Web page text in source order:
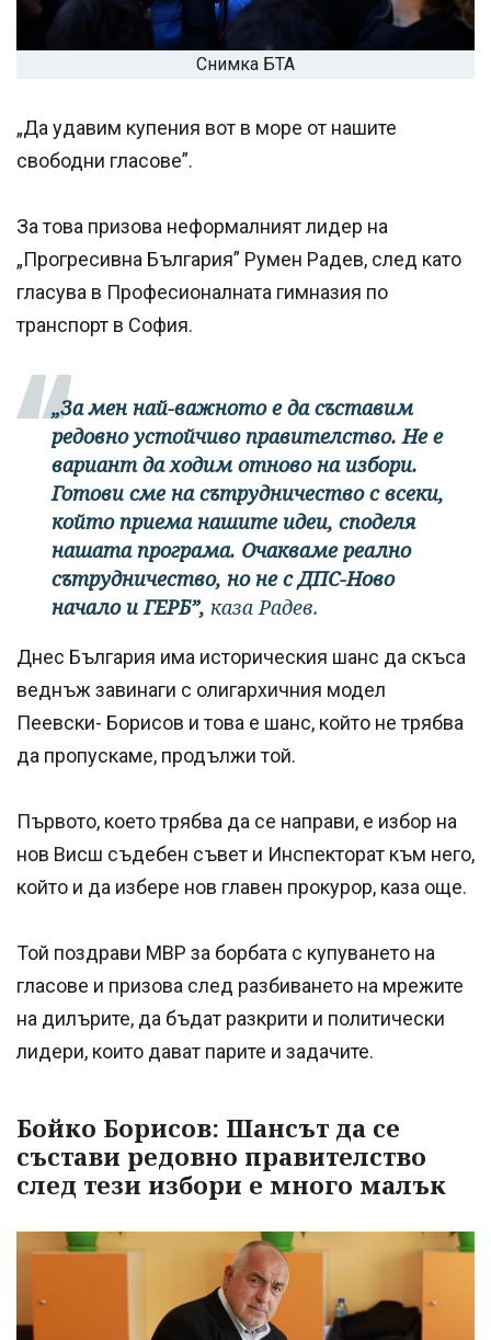
Снимка БТА
„Да удавим купения вот в море от нашите
свободни гласове”.
За това призова неформалният лидер на
„Прогресивна България” Румен Радев, след като
гласува в Професионалната гимназия по
транспорт в София.
„За мен най-важното е да съставим
редовно устойчиво правителство. Не е
вариант да ходим отново на избори.
Готови сме на сътрудничество с всеки,
който приема нашите идеи, споделя
нашата програма. Очакваме реално
сътрудничество, но не с ДПС-Ново
начало и ГЕРБ”, каза Радев.
Днес България има историческия шанс да скъса
веднъж завинаги с олигархичния модел
Пеевски- Борисов и това е шанс, който не трябва
да пропускаме, продължи той.
Първото, което трябва да се направи, е избор на
нов Висш съдебен съвет и Инспекторат към него,
който и да избере нов главен прокурор, каза още.
Той поздрави МВР за борбата с купуването на
гласове и призова след разбиването на мрежите
на дилърите, да бъдат разкрити и политически
лидери, които дават парите и задачите.
Бойко Борисов: Шансът да се
състави редовно правителство
след тези избори е много малък